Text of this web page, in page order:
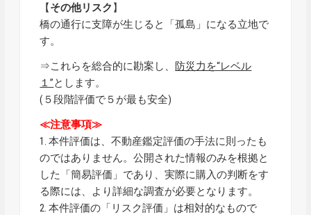
【その他リスク 】
橋の通行に支障が生じると「孤島」になる立地で
す。
⇒これらを総合的に勘案し、 防災力を“レベル
１”とします。
(５段階評価で５が最も安全)
≪注意事項≫
1. 本件評価は、不動産鑑定評価の手法に則ったも
のではありません。公開された情報のみを根拠と
した「簡易評価」であり、実際に購入の判断をす
る際には、より詳細な調査が必要となります。
2. 本件評価の「リスク評価」は相対的なもので